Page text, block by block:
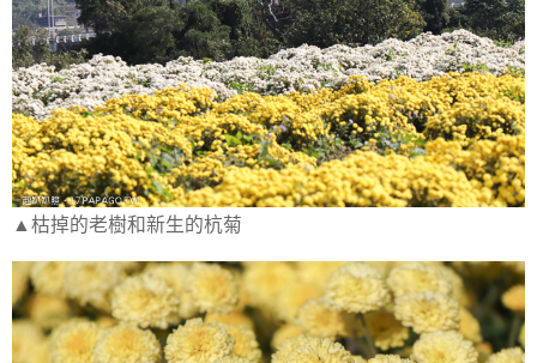
▲枯掉的老樹和新生的杭菊